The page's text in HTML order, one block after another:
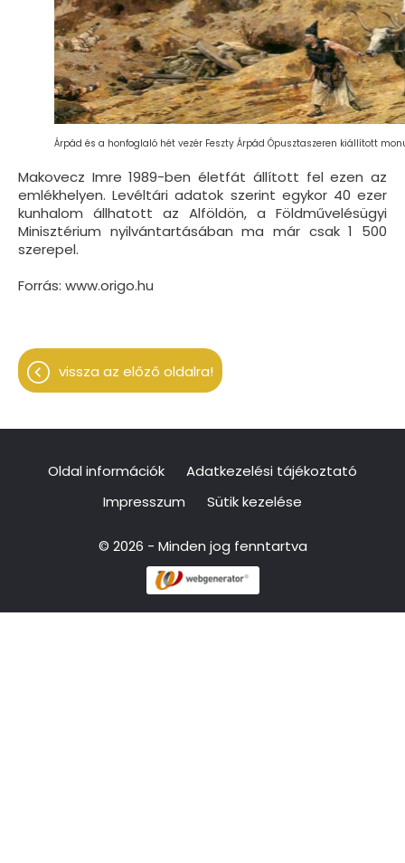
Árpád és a honfoglaló hét vezér Feszty Árpád Ópusztaszeren kiállított
Makovecz Imre 1989-ben életfát állított fel ezen az
emlékhelyen. Levéltári adatok szerint egykor 40 ezer
kunhalom állhatott az Alföldön, a Földművelésügyi
Minisztérium nyilvántartásában ma már csak 1 500
szerepel.
Forrás: www.origo.hu
vissza az előző oldalra!
© 2026 - Minden jog fenntartva
Oldal információk
Adatkezelési tájékoztató
Impresszum
Sütik kezelése